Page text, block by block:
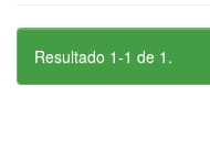
Resultado 1-1 de 1.